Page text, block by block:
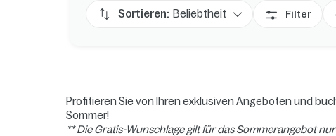
Sortieren: Beliebtheit Filter
Profitieren Sie von Ihren exklusiven Angeboten und
Sommer!
** Die Gratis-Wunschlage gilt für das Sommerangebot